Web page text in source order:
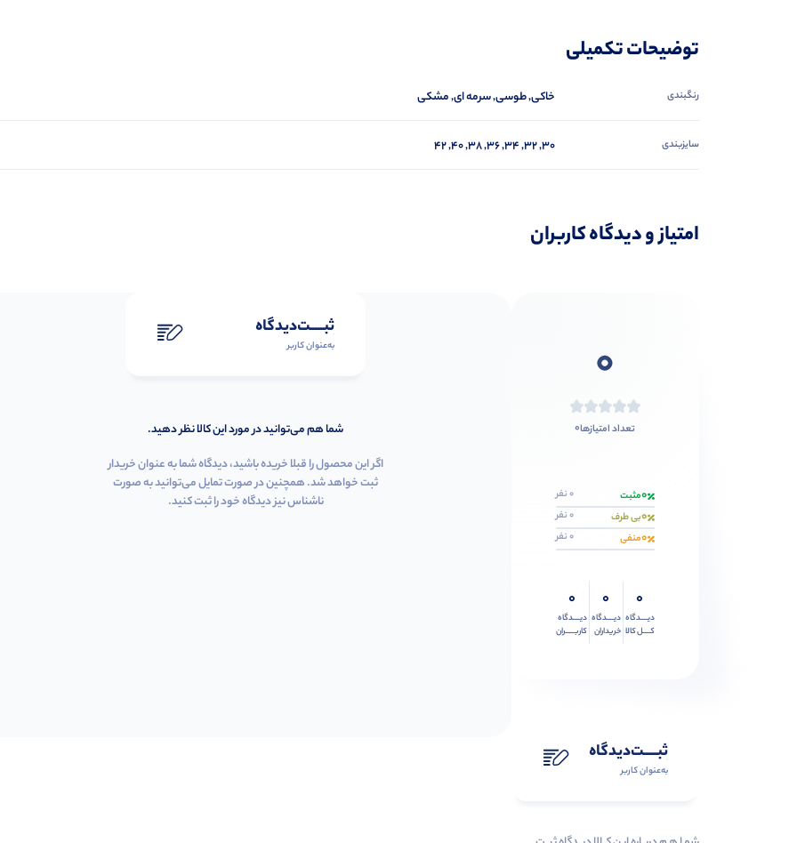
توضیحات تکمیلی
رنگبندی خاکی, طوسی, سرمه ای, مشکی
سایزبندی ۳۰, ۳۲, ۳۴, ۳۶, ۳۸, ۴۰, ۴۲
امتیاز و دیدگاه کاربران
0
تعداد امتیازها0
0مثبت 0 نفر
0بی طرف 0 نفر
0منفی 0 نفر
0
دیــــدگاه
کــــل کالا
0
دیــــدگاه
خریداران
0
دیــــدگاه
کاربـــــران
ثبـــــت‌دیدگاه
به‌عنوان کاربر
ثبـــــت‌دیدگاه
به‌عنوان کاربر
شما هم می‌توانید در مورد این کالا نظر دهید.
اگر این محصول را قبلا خریده باشید، دیدگاه شما به عنوان خریدار
ثبت خواهد شد. همچنین در صورت تمایل می‌توانید به صورت
ناشناس نیز دیدگاه خود را ثبت کنید.